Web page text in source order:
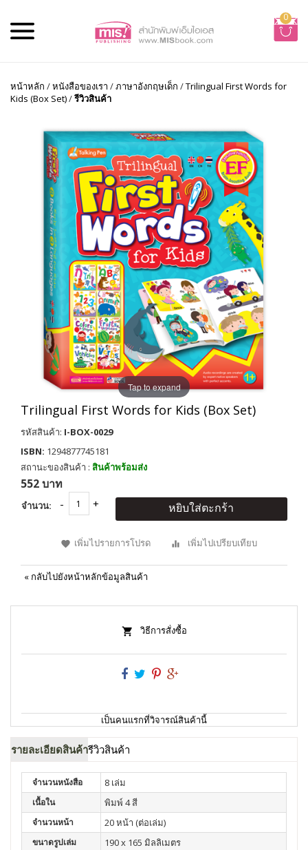
0
หน้าหลัก /หนังสือของเรา /ภาษาอังกฤษเด็ก /Trilingual First Words for
Kids (Box Set)/รีวิวสินค้า
Tap to expand
Trilingual First Words for Kids (Box Set)
รหัสสินค้า: I-BOX-0029
ISBN: 1294877745181
สถานะของสินค้า : สินค้าพร้อมส่ง
552 บาท
จำนวน: หยิบใส่ตะกร้า
เพิ่มไปรายการโปรด เพิ่มไปเปรียบเทียบ
« กลับไปยังหน้าหลักข้อมูลสินค้า
วิธีการสั่งซื้อ
เป็นคนแรกที่วิจารณ์สินค้านี้
รายละเอียดสินค้ารีวิวสินค้า
จำนวนหนังสือ 8 เล่ม
เนื้อใน พิมพ์ 4 สี
จำนวนหน้า 20 หน้า (ต่อเล่ม)
ขนาดรูปเล่ม 190 x 165 มิลลิเมตร